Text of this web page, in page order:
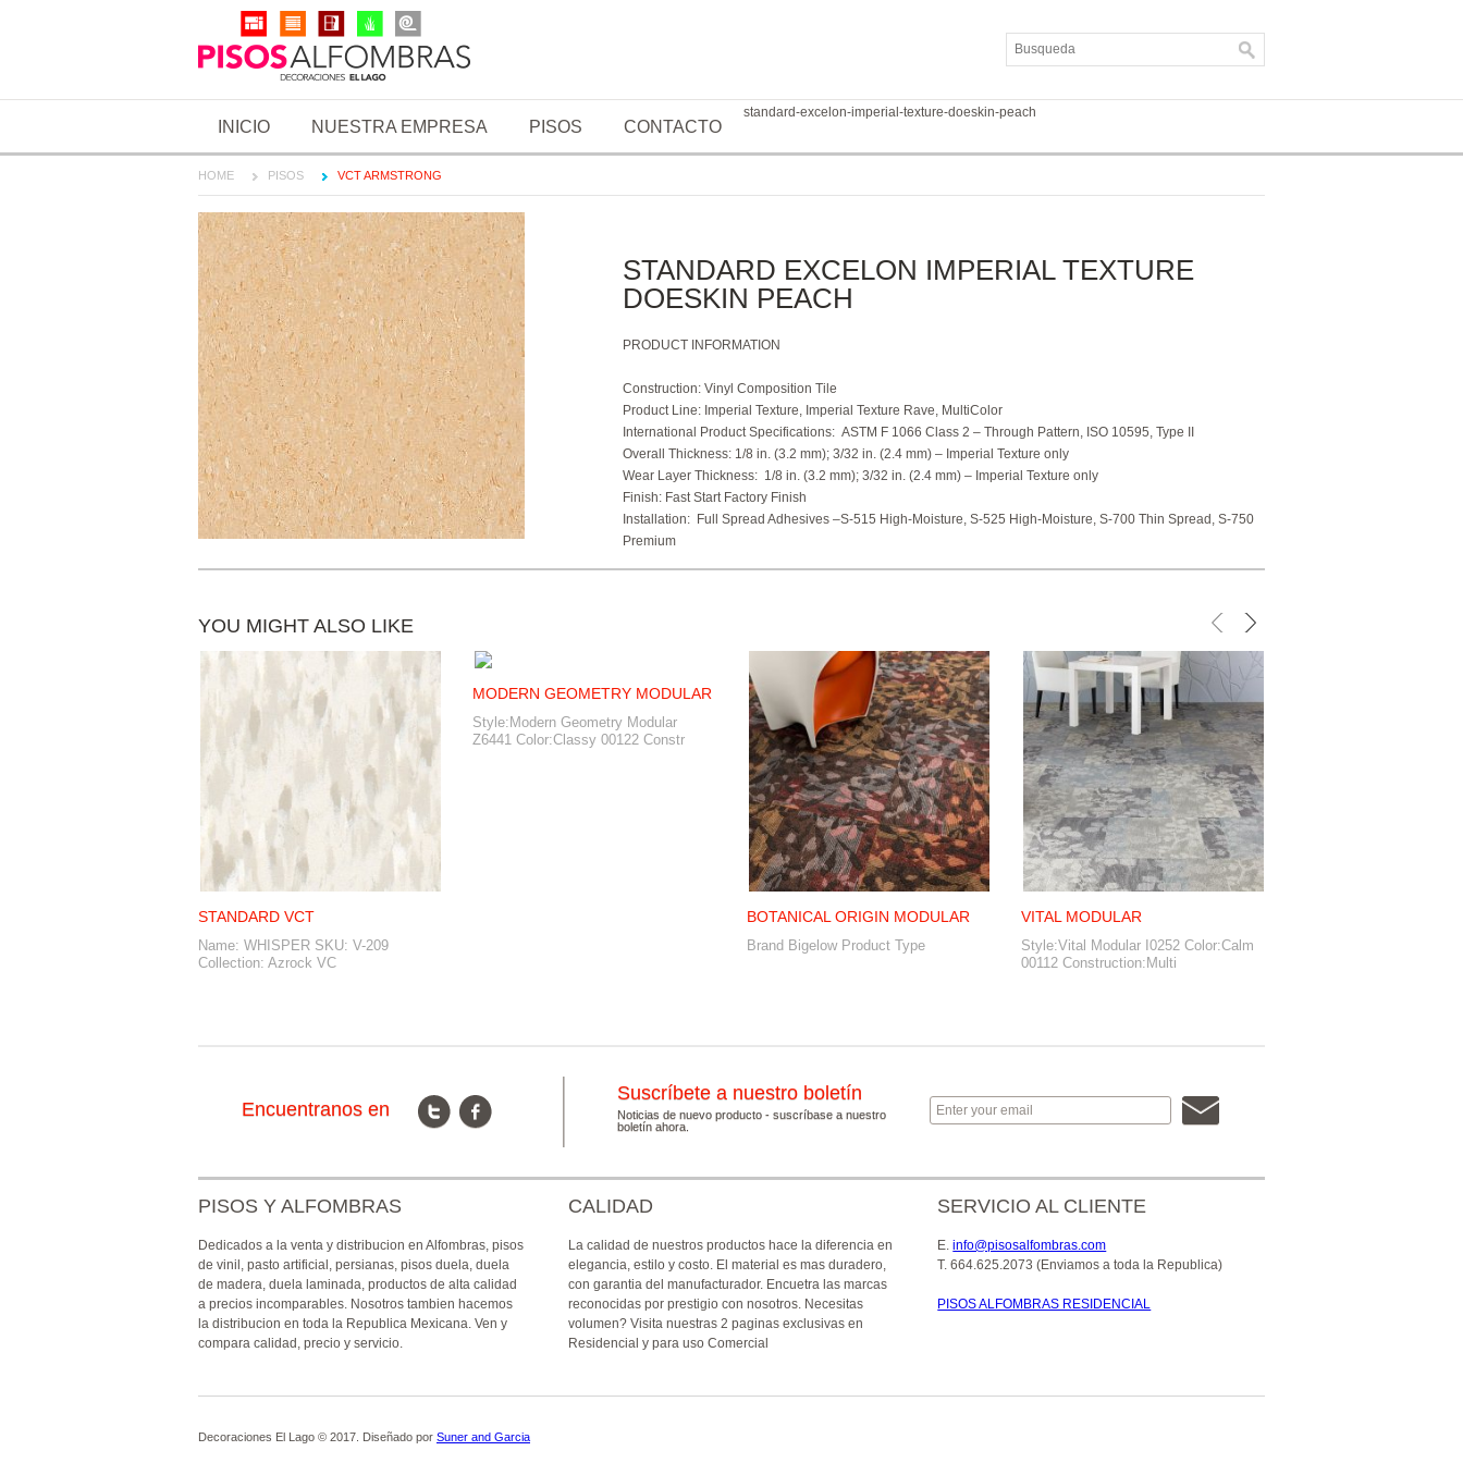
INICIO NUESTRA EMPRESA
standard-excelon-imperial-texture-doeskin-peach
PISOS CONTACTO
HOME PISOS VCT ARMSTRONG
STANDARD EXCELON IMPERIAL TEXTURE
DOESKIN PEACH
PRODUCT INFORMATION
Construction: Vinyl Composition Tile
Product Line: Imperial Texture, Imperial Texture Rave, MultiColor
International Product Specifications: ASTM F 1066 Class 2 – Through Pattern, ISO 10595, Type II
Overall Thickness: 1/8 in. (3.2 mm); 3/32 in. (2.4 mm) – Imperial Texture only
Wear Layer Thickness: 1/8 in. (3.2 mm); 3/32 in. (2.4 mm) – Imperial Texture only
Finish: Fast Start Factory Finish
Installation: Full Spread Adhesives –S-515 High-Moisture, S-525 High-Moisture, S-700 Thin Spread, S-750
Premium
YOU MIGHT ALSO LIKE
STANDARD VCT
Name: WHISPER SKU: V-209
Collection: Azrock VC
MODERN GEOMETRY MODULAR
Style:Modern Geometry Modular
Z6441 Color:Classy 00122 Constr
BOTANICAL ORIGIN MODULAR
Brand Bigelow Product Type
VITAL MODULAR
Style:Vital Modular I0252 Color:Calm
00112 Construction:Multi
Encuentranos en
Suscríbete a nuestro boletín
Noticias de nuevo producto - suscríbase a nuestro
boletín ahora.
PISOS Y ALFOMBRAS
Dedicados a la venta y distribucion en Alfombras, pisos
de vinil, pasto artificial, persianas, pisos duela, duela
de madera, duela laminada, productos de alta calidad
a precios incomparables. Nosotros tambien hacemos
la distribucion en toda la Republica Mexicana. Ven y
compara calidad, precio y servicio.
CALIDAD
La calidad de nuestros productos hace la diferencia en
elegancia, estilo y costo. El material es mas duradero,
con garantia del manufacturador. Encuetra las marcas
reconocidas por prestigio con nosotros. Necesitas
volumen? Visita nuestras 2 paginas exclusivas en
Residencial y para uso Comercial
SERVICIO AL CLIENTE
E.info@pisosalfombras.com
T. 664.625.2073 (Enviamos a toda la Republica)
PISOS ALFOMBRAS RESIDENCIAL
Decoraciones El Lago © 2017. Diseñado por Suner and Garcia